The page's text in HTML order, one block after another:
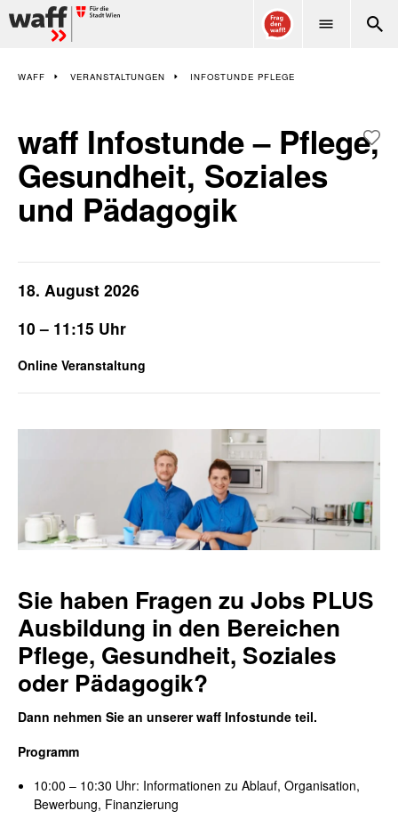
WAFF VERANSTALTUNGEN INFOSTUNDE PFLEGE
waff Infostunde – Pflege,
Gesundheit, Soziales
und Pädagogik
18. August 2026
10 – 11:15 Uhr
Online Veranstaltung
Sie haben Fragen zu Jobs PLUS
Ausbildung in den Bereichen
Pflege, Gesundheit, Soziales
oder Pädagogik?
Dann nehmen Sie an unsererwaff Infostunde teil.
Programm
10:00 – 10:30 Uhr: Informationen zu Ablauf, Organisation,
Bewerbung, Finanzierung